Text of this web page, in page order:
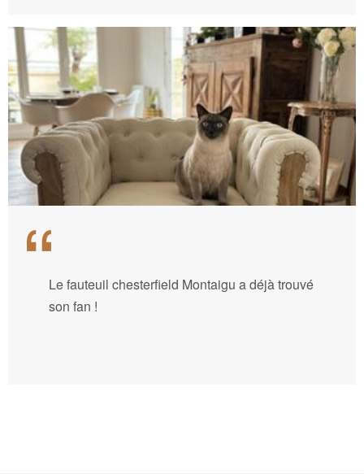
Le fauteuil chesterfield Montaigu a déjà trouvé
son fan !